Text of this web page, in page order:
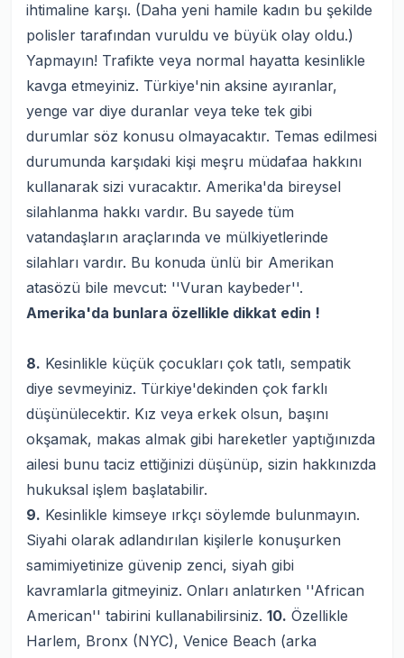
ihtimaline karşı. (Daha yeni hamile kadın bu şekilde
polisler tarafından vuruldu ve büyük olay oldu.)
Yapmayın! Trafikte veya normal hayatta kesinlikle
kavga etmeyiniz. Türkiye'nin aksine ayıranlar,
yenge var diye duranlar veya teke tek gibi
durumlar söz konusu olmayacaktır. Temas edilmesi
durumunda karşıdaki kişi meşru müdafaa hakkını
kullanarak sizi vuracaktır. Amerika'da bireysel
silahlanma hakkı vardır. Bu sayede tüm
vatandaşların araçlarında ve mülkiyetlerinde
silahları vardır. Bu konuda ünlü bir Amerikan
atasözü bile mevcut: ''Vuran kaybeder''.
Amerika'da bunlara özellikle dikkat edin !
8. Kesinlikle küçük çocukları çok tatlı, sempatik
diye sevmeyiniz. Türkiye'dekinden çok farklı
düşünülecektir. Kız veya erkek olsun, başını
okşamak, makas almak gibi hareketler yaptığınızda
ailesi bunu taciz ettiğinizi düşünüp, sizin hakkınızda
hukuksal işlem başlatabilir.
9. Kesinlikle kimseye ırkçı söylemde bulunmayın.
Siyahi olarak adlandırılan kişilerle konuşurken
samimiyetinize güvenip zenci, siyah gibi
kavramlarla gitmeyiniz. Onları anlatırken ''African
American'' tabirini kullanabilirsiniz. 10. Özellikle
Harlem, Bronx (NYC), Venice Beach (arka